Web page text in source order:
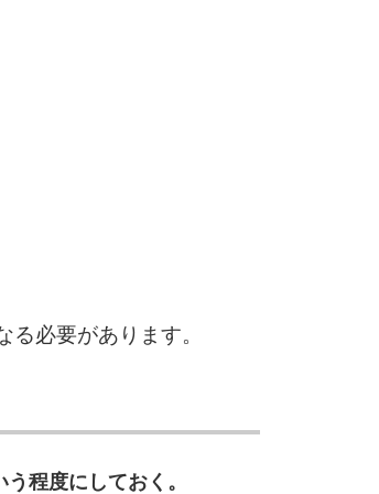
必要があります。
程度にしておく。